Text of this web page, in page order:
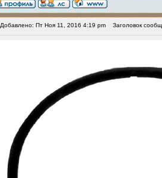
Добавлено: Пт Ноя 11, 2016 4:19 pm Заголовок